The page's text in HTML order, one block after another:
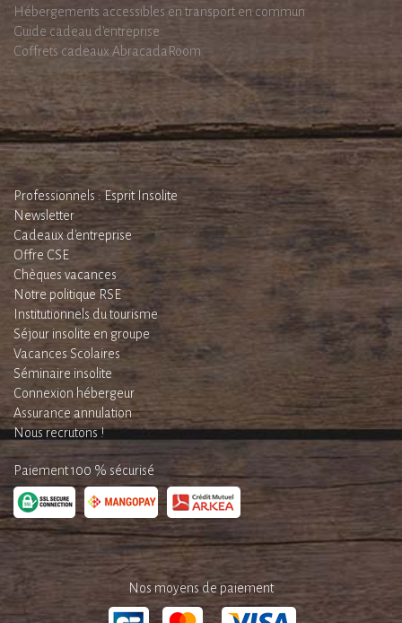
Hébergements accessibles en transport en commun
Guide cadeau d'entreprise
Coffrets cadeaux AbracadaRoom
Professionnels : Esprit Insolite
Newsletter
Cadeaux d'entreprise
Offre CSE
Chèques vacances
Notre politique RSE
Institutionnels du tourisme
Séjour insolite en groupe
Vacances Scolaires
Séminaire insolite
Connexion hébergeur
Assurance annulation
Nous recrutons !
Paiement 100 % sécurisé
Nos moyens de paiement